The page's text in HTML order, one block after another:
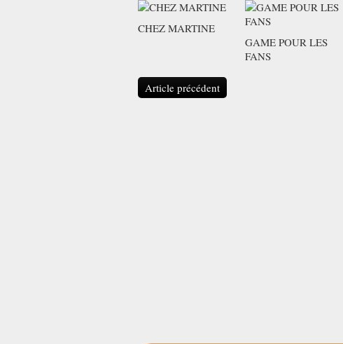
CHEZ MARTINE
GAME POUR LES
FANS
Article précédent